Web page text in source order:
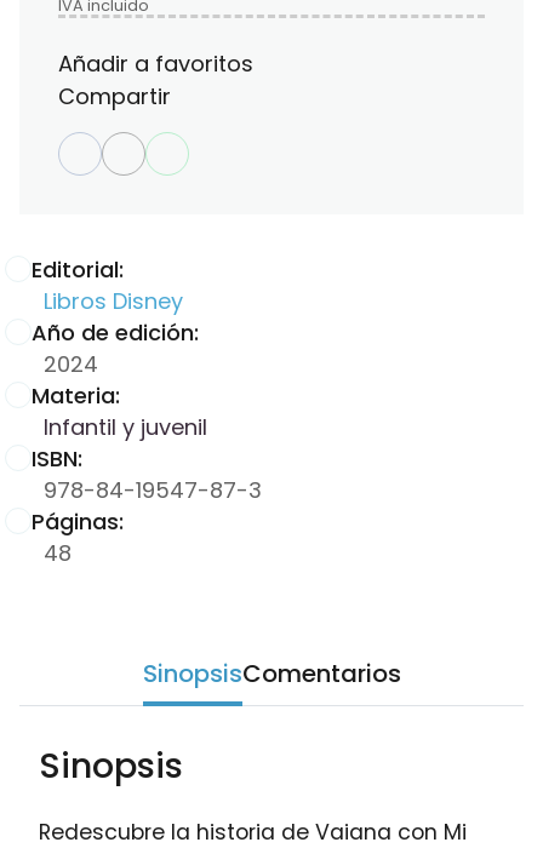
Editorial:
Libros Disney
Año de edición:
2024
Materia:
Infantil y juvenil
ISBN:
978-84-19547-87-3
Páginas:
48
IVA incluido
Añadir a favoritos
Compartir
SinopsisComentarios
Sinopsis
Redescubre la historia de Vaiana con Mi